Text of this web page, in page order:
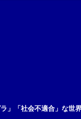
」「社会不適合」な世